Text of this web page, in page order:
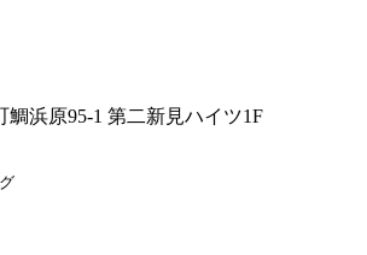
鯛浜原95-1 第二新見ハイツ1F